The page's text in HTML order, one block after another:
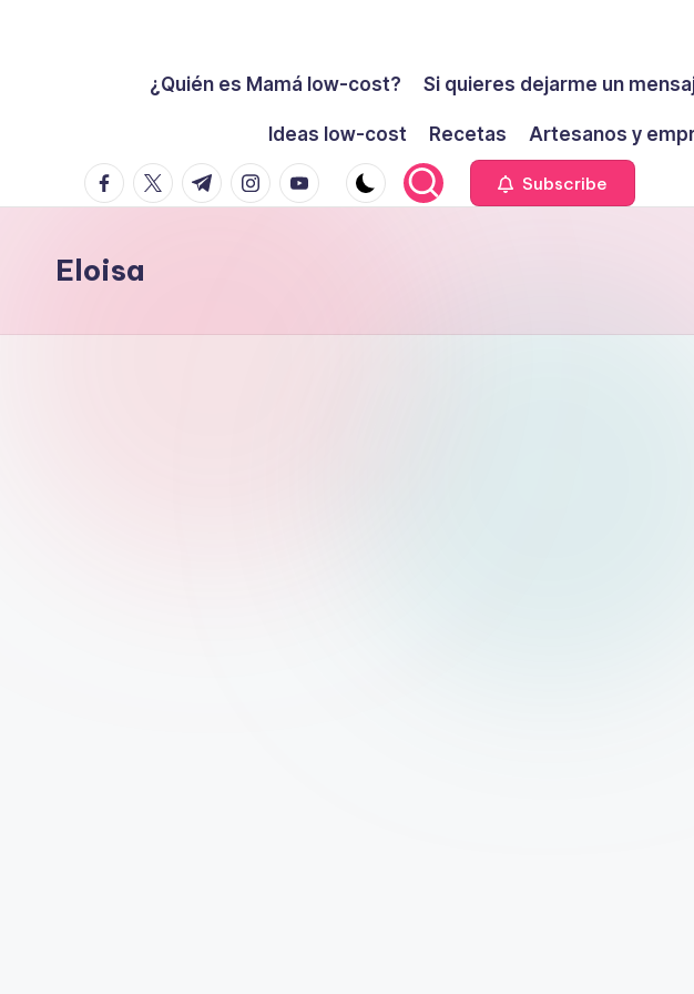
no
en
intento
¿Quién es Mamá low-cost? Si quieres dejarme un
Ideas low-cost Recetas Artesanos y
facebook.com
twitter.com
t.me instagram.com
youtube.com Subscribe
Eloisa